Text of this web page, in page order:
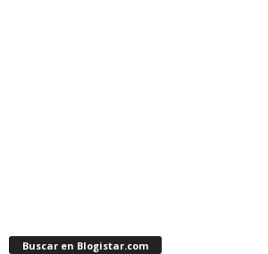
Buscar en Blogistar.com